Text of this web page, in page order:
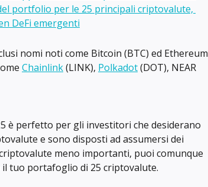
nomi noti come Bitcoin (BTC) ed Ethereum
Chainlink (LINK), Polkadot (DOT), NEAR
è perfetto per gli investitori che desiderano
e sono disposti ad assumersi dei
meno importanti, puoi comunque
tuo portafoglio di 25 criptovalute.